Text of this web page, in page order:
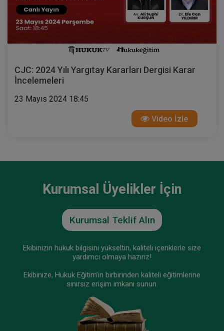
CJC: 2024 Yılı Yargıtay Kararları Dergisi Karar
İncelemeleri
23 Mayıs 2024 18:45
Video İzle
Kurumsal Üyelikler İçin
Kurumsal Teklif Alın
Ekibinizin hukuk bilgisini yükseltin, kaliteli içeriklerle size
yardımcı olmaya hazırız!
Ekibinize, Hukuk Eğitim’in birbirinden kaliteli eğitimlerine
sınırsız erişim imkanı sunun.